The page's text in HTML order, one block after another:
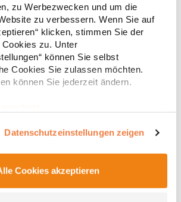
zu Werbezwecken und um die
zu verbessern. Wenn Sie auf
klicken, stimmen Sie der
zu. Unter
können Sie selbst
Cookies Sie zulassen möchten.
können Sie jederzeit ändern.
Datenschutzeinstellungen zeigen
Cookies akzeptieren
Produktsicherheit: Herst.-Nr.:
Fashion GmbH Am Gatherhof 57
40472 Düsseldorf Deutschland E-Mail: info@promodoro.de
ab 29,04 € *
Mwst. +Versandkosten *